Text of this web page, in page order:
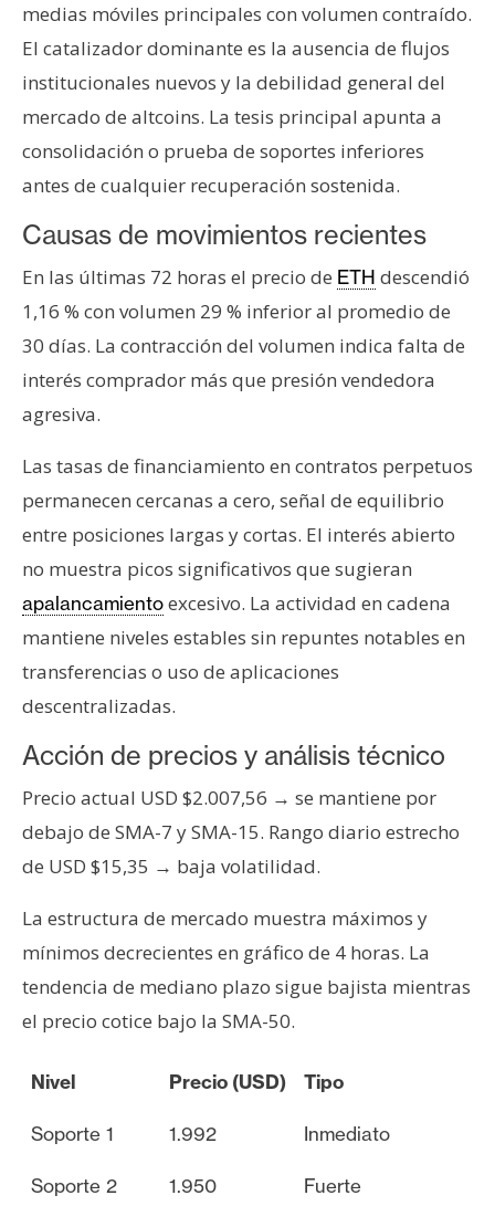
r
e
n
s
a
e
m
s
R
c
r
s
o
s
C
o
t
c
t
o
P
u
b
i
a
medias móviles principales con volumen contraído.
El catalizador dominante es la ausencia de flujos
institucionales nuevos y la debilidad general del
mercado de altcoins. La tesis principal apunta a
consolidación o prueba de soportes inferiores
antes de cualquier recuperación sostenida.
Causas de movimientos recientes
En las últimas 72 horas el precio de ETH descendió
1,16 % con volumen 29 % inferior al promedio de
30 días. La contracción del volumen indica falta de
interés comprador más que presión vendedora
agresiva.
Las tasas de financiamiento en contratos perpetuos
permanecen cercanas a cero, señal de equilibrio
entre posiciones largas y cortas. El interés abierto
no muestra picos significativos que sugieran
apalancamientoexcesivo. La actividad en cadena
mantiene niveles estables sin repuntes notables en
transferencias o uso de aplicaciones
descentralizadas.
Acción de precios y análisis técnico
Precio actual USD $2.007,56 → se mantiene por
debajo de SMA-7 y SMA-15. Rango diario estrecho
de USD $15,35 → baja volatilidad.
La estructura de mercado muestra máximos y
mínimos decrecientes en gráfico de 4 horas. La
tendencia de mediano plazo sigue bajista mientras
el precio cotice bajo la SMA-50.
Nivel Precio (USD) Tipo
Soporte 1 1.992 Inmediato
Soporte 2 1.950 Fuerte